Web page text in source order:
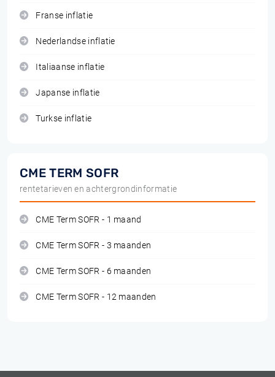
Franse inflatie
Nederlandse inflatie
Italiaanse inflatie
Japanse inflatie
Turkse inflatie
CME TERM SOFR
rentetarieven en achtergrondinformatie
CME Term SOFR - 1 maand
CME Term SOFR - 3 maanden
CME Term SOFR - 6 maanden
CME Term SOFR - 12 maanden